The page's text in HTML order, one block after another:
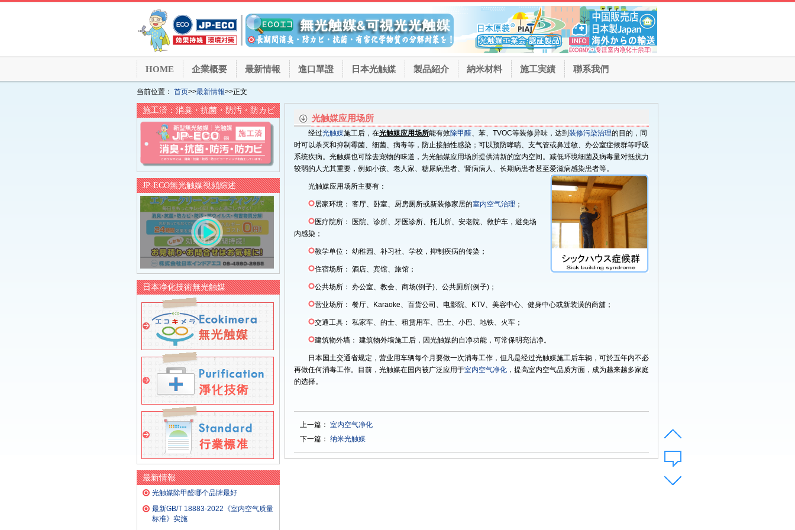
HOME 企業概要 最新情報 進口單證 日本光触媒 製品紹介 納米材料 施工実績 聯系我們
当前位置： 首页>>最新情報>>正文
光触媒应用场所
经过光触媒施工后，在光触媒应用场所能有效除甲醛、苯、TVOC等装修异味，达到 装修污染治理的目的，同
时可以杀灭和抑制霉菌、细菌、病毒等，防止接触性感染；可以预防哮喘、支气管或鼻过敏、办公室症候群等呼吸
系统疾病。光触媒也可除去宠物的味道，为光触媒应用场所提供清新的室内空间。减低环境细菌及病毒量对抵抗力
较弱的人尤其重要，例如小孩、老人家、糖尿病患者、肾病病人、长期病患者甚至爱滋病感染患者等。
光触媒应用场所主要有：
居家环境： 客厅、卧室、厨房厕所或新装修家居的室内空气治理 ；
医疗院所： 医院、诊所、牙医诊所、托儿所、安老院、救护车，避免场
内感染；
教学单位： 幼稚园、补习社、学校，抑制疾病的传染；
住宿场所： 酒店、宾馆、旅馆；
公共场所： 办公室、教会、商场(例子)、公共厕所(例子)；
营业场所： 餐厅、Karaoke、百货公司、电影院、KTV、美容中心、健身中心或新装潢的商舖；
交通工具： 私家车、的士、租赁用车、巴士、小巴、地铁、火车；
建筑物外墙： 建筑物外墙施工后，因光触媒的自净功能，可常保明亮洁净。
日本国土交通省规定，营业用车辆每个月要做一次消毒工作，但凡是经过光触媒施工后车辆，可於五年内不必
再做任何消毒工作。目前，光触媒在国内被广泛应用于室内空气净化 ，提高室内空气品质方面，成为越来越多家庭
的选择。
上一篇： 室内空气净化
下一篇： 纳米光触媒
施工済：消臭・抗菌・防汚・防カビ
JP-ECO無光触媒視頻綜述
日本净化技術無光触媒
最新情報
光触媒除甲醛哪个品牌最好
最新GB/T 18883-2022《室内空气质量
标准》实施